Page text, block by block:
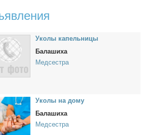
Уко­лы ка­пель­ни­цы
Балашиха
Медсестра
Уко­лы на до­му
Балашиха
Медсестра